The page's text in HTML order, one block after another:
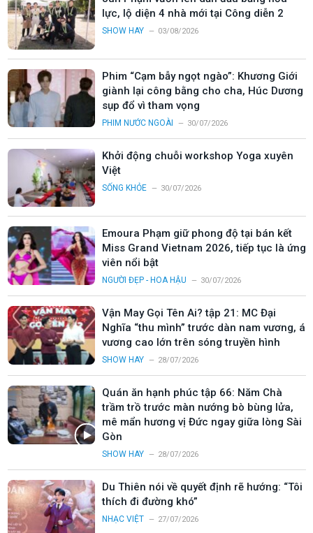
lực, lộ diện 4 nhà mới tại Công diễn 2
SHOW HAY 03/08/2026
Phim “Cạm bẫy ngọt ngào”: Khương Giới
giành lại công bằng cho cha, Húc Dương
sụp đổ vì tham vọng
PHIM NƯỚC NGOÀI 30/07/2026
Khởi động chuỗi workshop Yoga xuyên
Việt
SỐNG KHỎE 30/07/2026
Emoura Phạm giữ phong độ tại bán kết
Miss Grand Vietnam 2026, tiếp tục là ứng
viên nổi bật
NGƯỜI ĐẸP - HOA HẬU 30/07/2026
Vận May Gọi Tên Ai? tập 21: MC Đại
Nghĩa “thu mình” trước dàn nam vương, á
vương cao lớn trên sóng truyền hình
SHOW HAY 28/07/2026
Quán ăn hạnh phúc tập 66: Năm Chà
trầm trồ trước màn nướng bò bùng lửa,
mê mẩn hương vị Đức ngay giữa lòng Sài
Gòn
SHOW HAY 28/07/2026
Du Thiên nói về quyết định rẽ hướng: “Tôi
thích đi đường khó”
NHẠC VIỆT 27/07/2026